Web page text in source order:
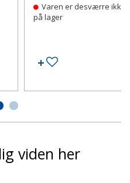
Varen er desværre ikke
på lager
Tilføj til ønskeseddel
viden her